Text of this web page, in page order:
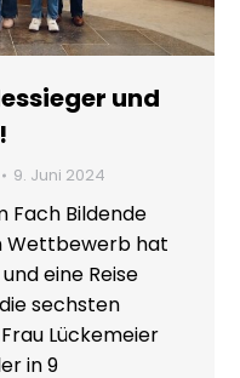
und
9. Juni 2024
Fach Bildende
Wettbewerb hat
eine Reise
sechsten
Lückemeier
in 9